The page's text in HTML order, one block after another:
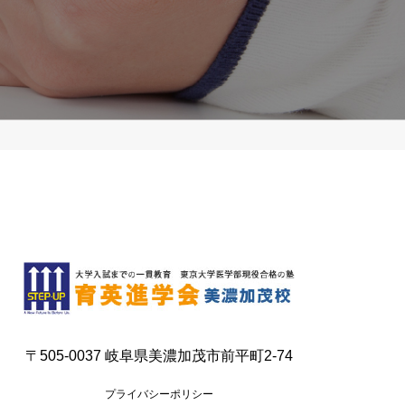
〒505-0037 岐阜県美濃加茂市前平町2-74
プライバシーポリシー